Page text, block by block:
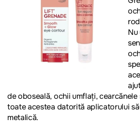
Nu
de oboseală, ochii umflați,
toate acestea datorită aplicatorului
metalică.